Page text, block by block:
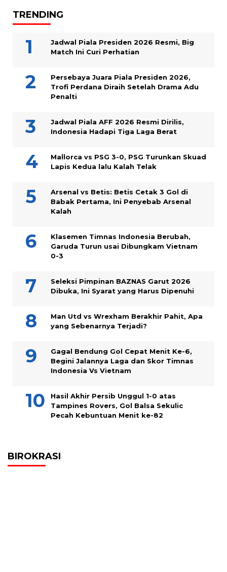
TRENDING
Jadwal Piala Presiden 2026 Resmi, Big
Match Ini Curi Perhatian
Persebaya Juara Piala Presiden 2026,
Trofi Perdana Diraih Setelah Drama Adu
Penalti
Jadwal Piala AFF 2026 Resmi Dirilis,
Indonesia Hadapi Tiga Laga Berat
Mallorca vs PSG 3-0, PSG Turunkan Skuad
Lapis Kedua lalu Kalah Telak
Arsenal vs Betis: Betis Cetak 3 Gol di
Babak Pertama, Ini Penyebab Arsenal
Kalah
Klasemen Timnas Indonesia Berubah,
Garuda Turun usai Dibungkam Vietnam
0-3
Seleksi Pimpinan BAZNAS Garut 2026
Dibuka, Ini Syarat yang Harus Dipenuhi
Man Utd vs Wrexham Berakhir Pahit, Apa
yang Sebenarnya Terjadi?
Gagal Bendung Gol Cepat Menit Ke-6,
Begini Jalannya Laga dan Skor Timnas
Indonesia Vs Vietnam
Hasil Akhir Persib Unggul 1-0 atas
Tampines Rovers, Gol Balsa Sekulic
Pecah Kebuntuan Menit ke-82
BIROKRASI